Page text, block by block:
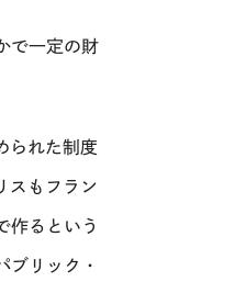
で一定の財
られた制度
スもフラン
作るという
ブリック・